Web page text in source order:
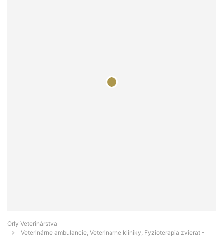
Orly Veterinárstva
Veterinárne ambulancie, Veterinárne kliniky, Fyzioterapia zvierat -